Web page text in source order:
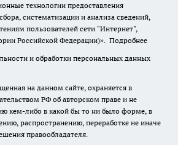
технологии предоставления
систематизации и анализа сведений,
пользователей сети "Интернет",
Российской Федерации)». Подробнее
и обработки персональных данных
на данном сайте, охраняется в
РФ об авторском праве и не
кем-либо в какой бы то ни было форме, в
распространению, переработке не иначе
правообладателя.